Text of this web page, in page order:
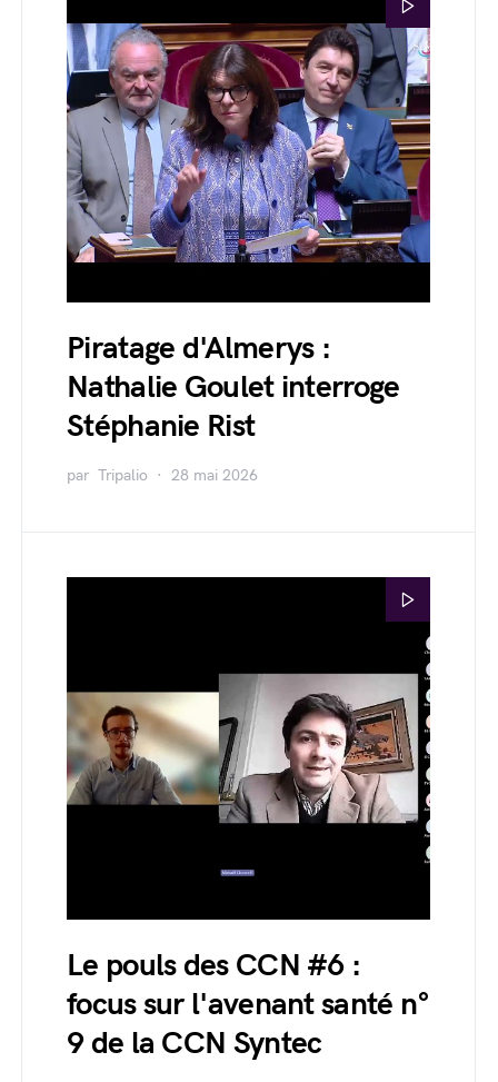
Piratage d'Almerys :
Nathalie Goulet interroge
Stéphanie Rist
par Tripalio 28 mai 2026
Le pouls des CCN #6 :
focus sur l'avenant santé n°
9 de la CCN Syntec